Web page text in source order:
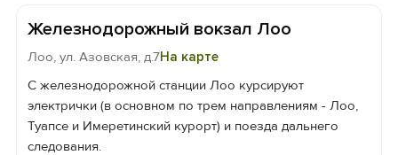
Железнодорожный вокзал Лоо
Лоо, ул. Азовская, д.7На карте
С железнодорожной станции Лоо курсируют
электрички (в основном по трем направлениям - Лоо,
Туапсе и Имеретинский курорт) и поезда дальнего
следования.